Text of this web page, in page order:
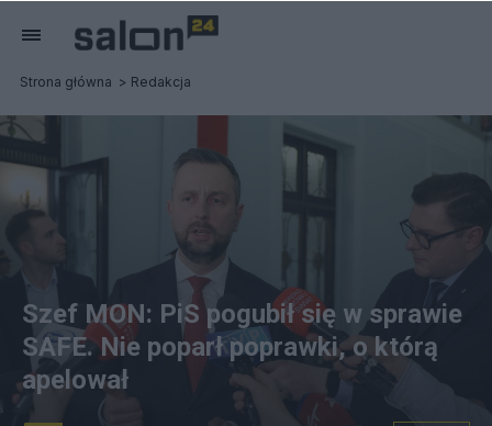
Strona główna Redakcja
Szef MON: PiS pogubił się w sprawie
SAFE. Nie poparł poprawki, o którą
apelował